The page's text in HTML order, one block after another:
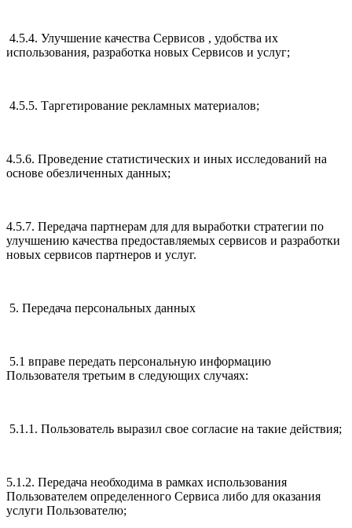
4.5.4. Улучшение качества Сервисов , удобства их
использования, разработка новых Сервисов и услуг;
4.5.5. Таргетирование рекламных материалов;
4.5.6. Проведение статистических и иных исследований на
основе обезличенных данных;
4.5.7. Передача партнерам для для выработки стратегии по
улучшению качества предоставляемых сервисов и разработки
новых сервисов партнеров и услуг.
5. Передача персональных данных
5.1 вправе передать персональную информацию
Пользователя третьим в следующих случаях:
5.1.1. Пользователь выразил свое согласие на такие действия;
5.1.2. Передача необходима в рамках использования
Пользователем определенного Сервиса либо для оказания
услуги Пользователю;